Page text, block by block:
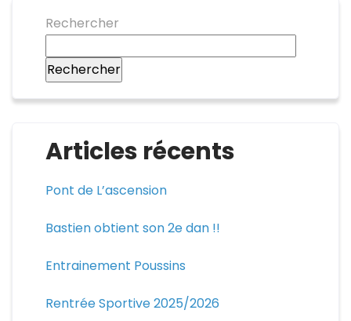
Rechercher
Rechercher
Articles récents
Pont de L’ascension
Bastien obtient son 2e dan !!
Entrainement Poussins
Rentrée Sportive 2025/2026